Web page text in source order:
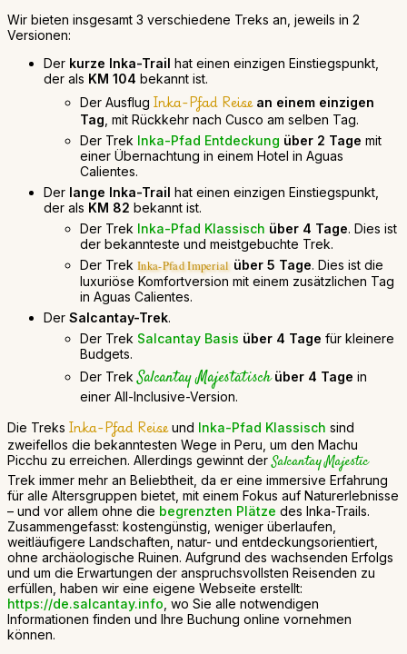
Wir bieten insgesamt 3 verschiedene Treks an, jeweils in 2
Versionen:
Der kurze Inka-Trail hat einen einzigen Einstiegspunkt,
der als KM 104 bekannt ist.
Der Ausflug Inka-Pfad Reise an einem einzigen
Tag , mit Rückkehr nach Cusco am selben Tag.
Der Trek Inka-Pfad Entdeckung über 2 Tage mit
einer Übernachtung in einem Hotel in Aguas
Calientes.
Der lange Inka-Trail hat einen einzigen Einstiegspunkt,
der als KM 82 bekannt ist.
Der Trek Inka-Pfad Klassisch über 4 Tage. Dies ist
der bekannteste und meistgebuchte Trek.
Der Trek Inka-Pfad Imperial über 5 Tage. Dies ist die
luxuriöse Komfortversion mit einem zusätzlichen Tag
in Aguas Calientes.
Der Salcantay-Trek.
Der Trek Salcantay Basis über 4 Tage für kleinere
Budgets.
Der Trek Salcantay Majestätisch über 4 Tage in
einer All-Inclusive-Version.
Die Treks Inka-Pfad Reiseund Inka-Pfad Klassisch sind
zweifellos die bekanntesten Wege in Peru, um den Machu
Picchu zu erreichen. Allerdings gewinnt der Salcantay Majestic
Trek immer mehr an Beliebtheit, da er eine immersive Erfahrung
für alle Altersgruppen bietet, mit einem Fokus auf Naturerlebnisse
– und vor allem ohne die begrenzten Plätze des Inka-Trails.
Zusammengefasst: kostengünstig, weniger überlaufen,
weitläufigere Landschaften, natur- und entdeckungsorientiert,
ohne archäologische Ruinen. Aufgrund des wachsenden Erfolgs
und um die Erwartungen der anspruchsvollsten Reisenden zu
erfüllen, haben wir eine eigene Webseite erstellt:
https://de.salcantay.info , wo Sie alle notwendigen
Informationen finden und Ihre Buchung online vornehmen
können.